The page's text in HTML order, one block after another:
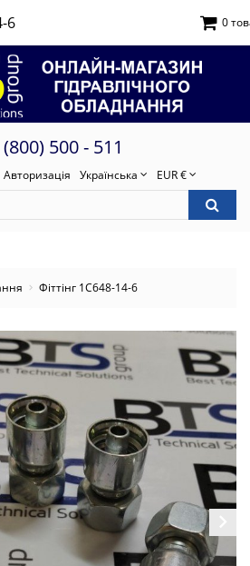
500 - 511
Авторизація Українська EUR €
0
Фіттінг 1C648-14-6
6